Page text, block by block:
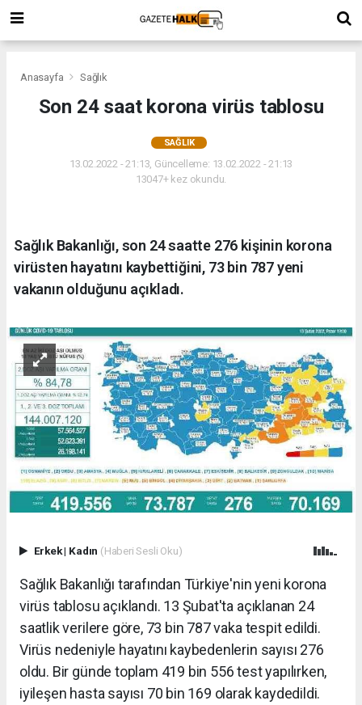
Anasayfa Sağlık
Son 24 saat korona virüs tablosu
SAĞLIK
13.02.2022 - 21:13, Güncelleme: 13.02.2022 - 21:13
13047+ kez okundu.
Sağlık Bakanlığı, son 24 saatte 276 kişinin korona
virüsten hayatını kaybettiğini, 73 bin 787 yeni
vakanın olduğunu açıkladı.
Erkek| Kadın (Haberi Sesli Oku)
Sağlık Bakanlığı tarafından Türkiye'nin yeni korona
virüs tablosu açıklandı. 13 Şubat'ta açıklanan 24
saatlik verilere göre, 73 bin 787 vaka tespit edildi.
Virüs nedeniyle hayatını kaybedenlerin sayısı 276
oldu. Bir günde toplam 419 bin 556 test yapılırken,
iyileşen hasta sayısı 70 bin 169 olarak kaydedildi.